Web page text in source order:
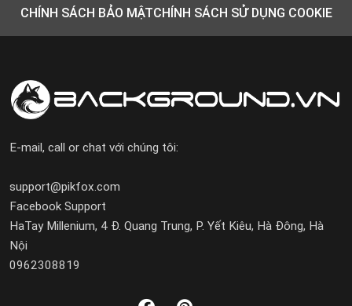
CHÍNH SÁCH BẢO MẬTCHÍNH SÁCH SỬ DỤNG COOKIE
E-mail, call or chat với chúng tôi:
support@pikfox.com
Facebook Support
HaTay Millenium, 4 Đ. Quang Trung, P. Yết Kiêu, Hà Đông, Hà
Nội
0962308819